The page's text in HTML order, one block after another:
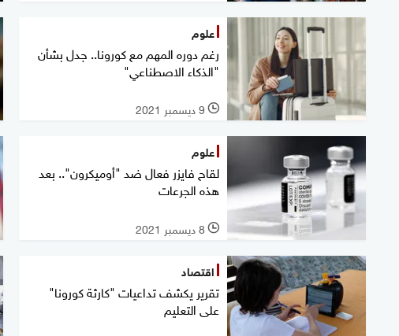
علوم
رغم دوره المهم مع كورونا.. جدل بشأن
"الذكاء الاصطناعي"
l 9 ديسمبر 2021
علوم
لقاح فايزر فعال ضد "أوميكرون".. بعد
هذه الجرعات
l 8 ديسمبر 2021
اقتصاد
تقرير يكشف تداعيات "كارثة كورونا"
على التعليم